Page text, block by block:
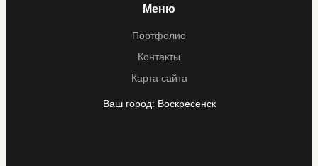
Меню
Портфолио
Контакты
Карта сайта
Ваш город: Воскресенск